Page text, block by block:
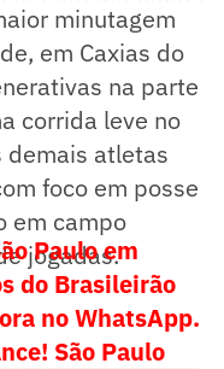
minutagem
em Caxias do
na parte
corrida leve no
demais atletas
foco em posse
em campo
jogadas.
Paulo em
do Brasileirão
no WhatsApp.
São Paulo